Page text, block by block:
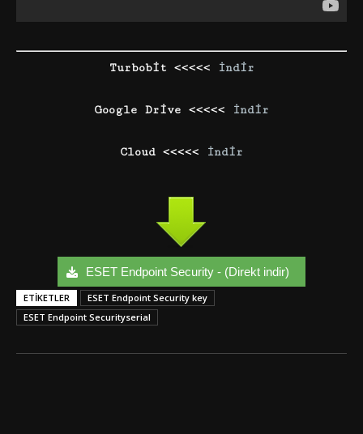
Turbobit <<<<< İndir
Google Drive <<<<< İndir
Cloud <<<<< İndir
ESET Endpoint Security - (Direkt indir)
ETIKETLER
ESET Endpoint Security key
ESET Endpoint Securityserial